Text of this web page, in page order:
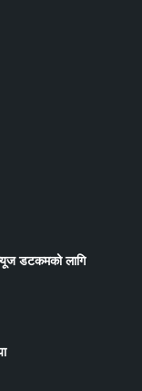
डटकमको लागि